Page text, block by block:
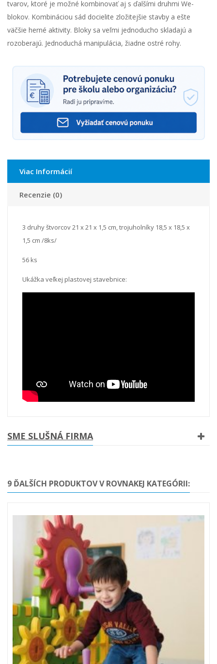
tvarov, ktoré je možné kombinovať aj s ďalšími druhmi We-
blokov. Kombináciou sád docielite zložitejšie stavby a ešte
väčšie herné aktivity. Bloky sa veľmi jednoducho skladajú a
rozoberajú. Jednoduchá manipulácia, žiadne ostré rohy.
Viac Informácií
Recenzie (0)
3 druhy štvorcov 21 x 21 x 1,5 cm, trojuholníky 18,5 x 18,5 x
1,5 cm /8ks/
56 ks
Ukážka veľkej plastovej stavebnice:
SME SLUŠNÁ FIRMA
9 ĎALŠÍCH PRODUKTOV V ROVNAKEJ KATEGÓRII: